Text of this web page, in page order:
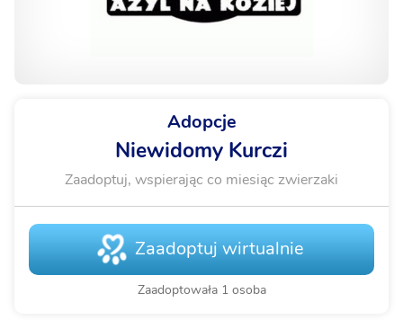
Adopcje
Niewidomy Kurczi
Zaadoptuj, wspierając co miesiąc zwierzaki
Zaadoptuj wirtualnie
Zaadoptowała 1 osoba